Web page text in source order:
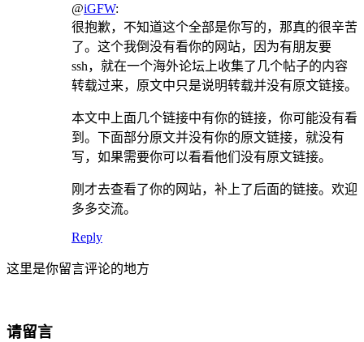
@iGFW:
很抱歉，不知道这个全部是你写的，那真的很辛苦
了。这个我倒没有看你的网站，因为有朋友要
ssh，就在一个海外论坛上收集了几个帖子的内容
转载过来，原文中只是说明转载并没有原文链接。
本文中上面几个链接中有你的链接，你可能没有看
到。下面部分原文并没有你的原文链接，就没有
写，如果需要你可以看看他们没有原文链接。
刚才去查看了你的网站，补上了后面的链接。欢迎
多多交流。
Reply
这里是你留言评论的地方
请留言